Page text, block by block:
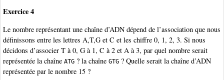
Exercice 4
Le nombre représentant une chaîne d’ADN dépend de l’association que nous
définissons entre les lettres A,T,G et C et les chiffre 0, 1, 2, 3. Si nous
décidons d’associer T à 0, G à 1, C à 2 et A à 3, par quel nombre serait
représentée la chaîne ATG ? la chaîne GTG ? Quelle serait la chaîne d’ADN
représentée par le nombre 15 ?